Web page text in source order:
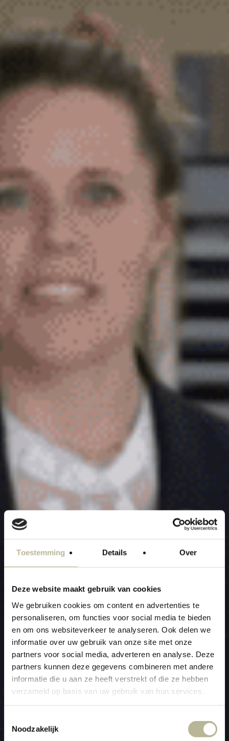
Toestemming Details Over
Deze website maakt gebruik van cookies
We gebruiken cookies om content en advertenties te
personaliseren, om functies voor social media te bieden
en om ons websiteverkeer te analyseren. Ook delen we
informatie over uw gebruik van onze site met onze
partners voor social media, adverteren en analyse. Deze
partners kunnen deze gegevens combineren met andere
informatie die u aan ze heeft verstrekt of die ze hebben
verzameld op basis van uw gebruik van hun services.
Noodzakelijk
TERRASTEGELS, VERBIND